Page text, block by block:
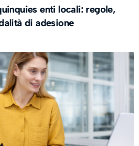
enti locali: regole,
di adesione